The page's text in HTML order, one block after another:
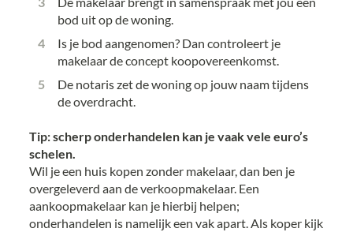
bod uit op de woning.
Is je bod aangenomen? Dan controleert je
makelaar de concept koopovereenkomst.
De notaris zet de woning op jouw naam tijdens
de overdracht.
Tip: scherp onderhandelen kan je vaak vele euro’s
schelen.
Wil je een huis kopen zonder makelaar, dan ben je
overgeleverd aan de verkoopmakelaar. Een
aankoopmakelaar kan je hierbij helpen;
onderhandelen is namelijk een vak apart. Als koper kijk